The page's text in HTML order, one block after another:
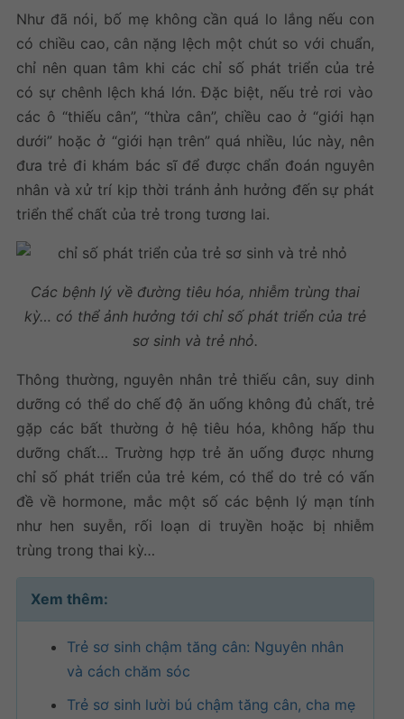
Như đã nói, bố mẹ không cần quá lo lắng nếu con
có chiều cao, cân nặng lệch một chút so với chuẩn,
chỉ nên quan tâm khi các chỉ số phát triển của trẻ
có sự chênh lệch khá lớn. Đặc biệt, nếu trẻ rơi vào
các ô “thiếu cân”, “thừa cân”, chiều cao ở “giới hạn
dưới” hoặc ở “giới hạn trên” quá nhiều, lúc này, nên
đưa trẻ đi khám bác sĩ để được chẩn đoán nguyên
nhân và xử trí kịp thời tránh ảnh hưởng đến sự phát
triển thể chất của trẻ trong tương lai.
Các bệnh lý về đường tiêu hóa, nhiễm trùng thai
kỳ… có thể ảnh hưởng tới chỉ số phát triển của trẻ
sơ sinh và trẻ nhỏ.
Thông thường, nguyên nhân trẻ thiếu cân, suy dinh
dưỡng có thể do chế độ ăn uống không đủ chất, trẻ
gặp các bất thường ở hệ tiêu hóa, không hấp thu
dưỡng chất… Trường hợp trẻ ăn uống được nhưng
chỉ số phát triển của trẻ kém, có thể do trẻ có vấn
đề về hormone, mắc một số các bệnh lý mạn tính
như hen suyễn, rối loạn di truyền hoặc bị nhiễm
trùng trong thai kỳ…
Xem thêm:
Trẻ sơ sinh chậm tăng cân: Nguyên nhân
và cách chăm sóc
Trẻ sơ sinh lười bú chậm tăng cân, cha mẹ